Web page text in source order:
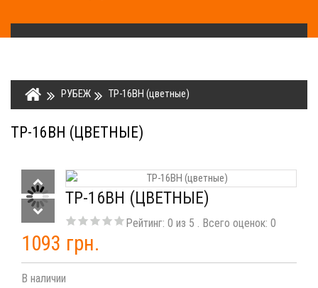
РУБЕЖ ТР-16ВН (цветные)
ТР-16ВН (ЦВЕТНЫЕ)
ТР-16ВН (ЦВЕТНЫЕ)
Рейтинг:0 из 5 . Всего оценок:0
1093 грн.
В наличии